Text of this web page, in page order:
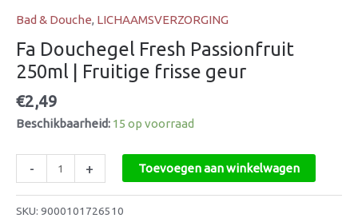
Bad & Douche, LICHAAMSVERZORGING
Fa Douchegel Fresh Passionfruit
250ml | Fruitige frisse geur
€2,49
Beschikbaarheid: 15 op voorraad
- + Toevoegen aan winkelwagen
SKU: 9000101726510